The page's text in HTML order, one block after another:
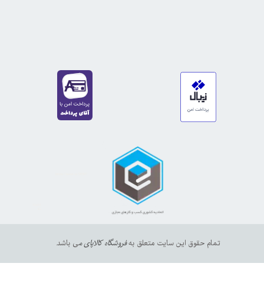
تمام حقوق این سایت متعلق بهفروشگاه کالاپای می باشد.